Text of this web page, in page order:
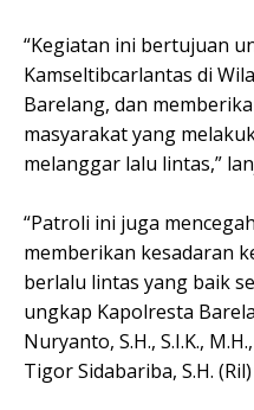
“Kegiatan ini bertujuan
Kamseltibcarlantas di
Barelang, dan
masyarakat yang
melanggar lalu lintas,”
“Patroli ini juga
memberikan kesadaran
berlalu lintas yang baik
ungkap Kapolresta
Nuryanto, S.H., S.I.K.,
Tigor Sidabariba, S.H. (Ril)